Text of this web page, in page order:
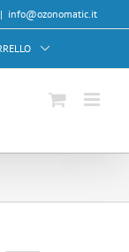
| info@ozonomatic.it